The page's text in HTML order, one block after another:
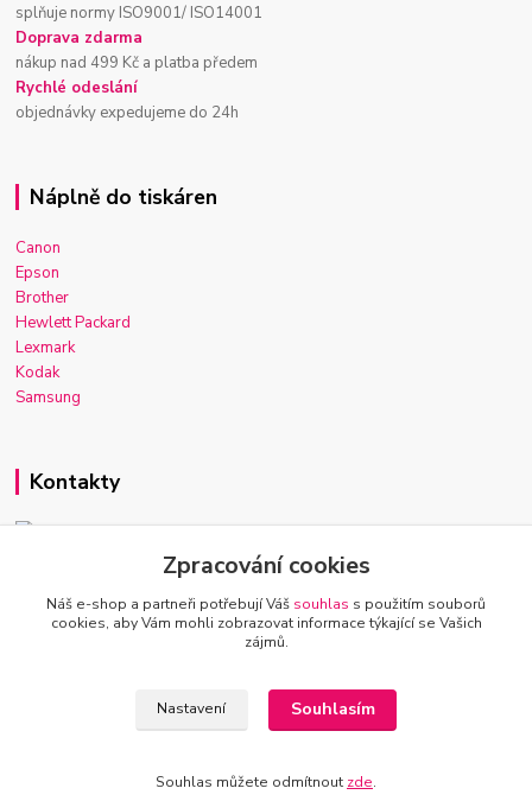
splňuje normy ISO9001/ ISO14001
Doprava zdarma
nákup nad 499 Kč a platba předem
Rychlé odeslání
objednávky expedujeme do 24h
Náplně do tiskáren
Canon
Epson
Brother
Hewlett Packard
Lexmark
Kodak
Samsung
Kontakty
Josef Macek
+420 603 921 266
Po-Ne, 7-22h
Zpracování cookies
Náš e-shop a partneři potřebují Váš souhlas s použitím souborů
cookies, aby Vám mohli zobrazovat informace týkající se Vašich
zájmů.
Nastavení Souhlasím
Souhlas můžete odmítnout zde.